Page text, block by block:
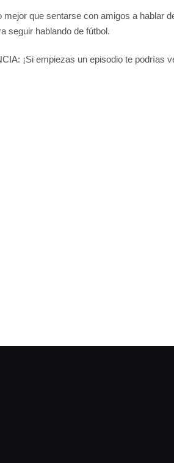
mejor que sentarse con amigos a hablar
seguir hablando de fútbol.
¡Si empiezas un episodio te podrías